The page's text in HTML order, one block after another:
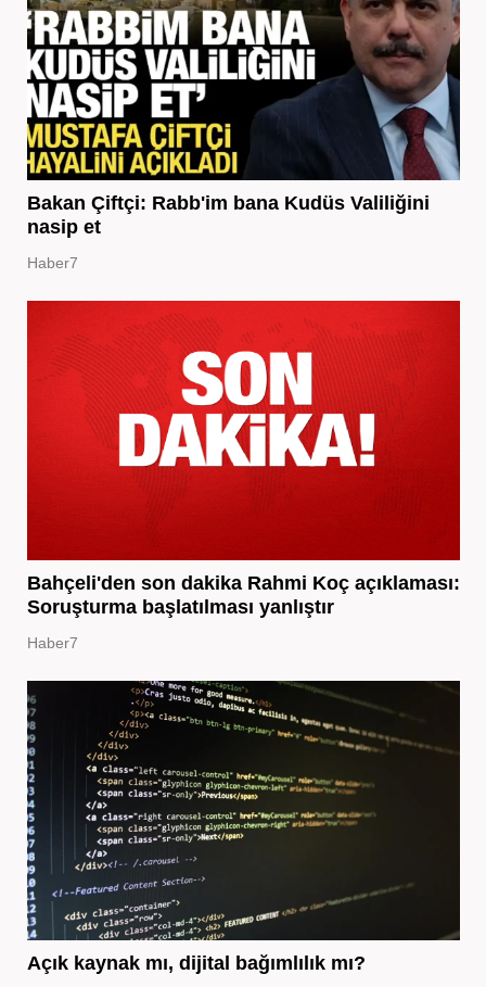
Bakan Çiftçi: Rabb'im bana Kudüs Valiliğini
nasip et
Haber7
Bahçeli'den son dakika Rahmi Koç açıklaması:
Soruşturma başlatılması yanlıştır
Haber7
Açık kaynak mı, dijital bağımlılık mı?